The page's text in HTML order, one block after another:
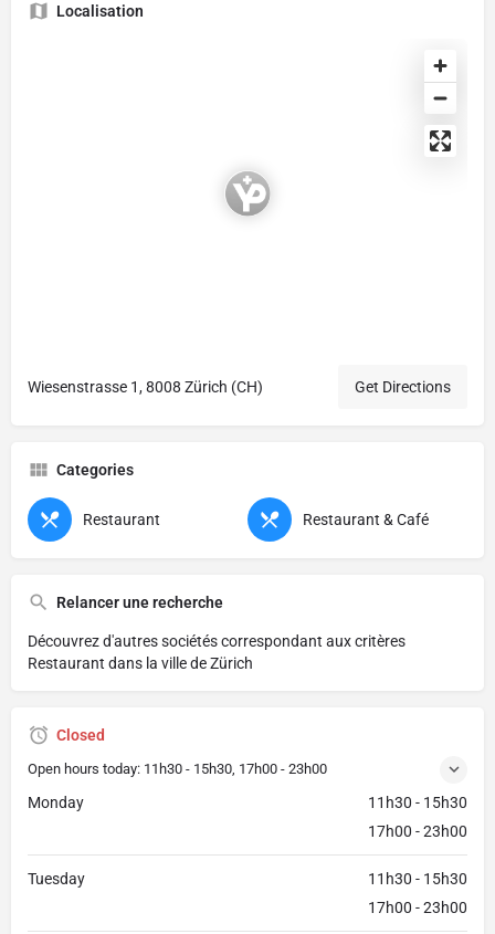
Localisation
Wiesenstrasse 1, 8008 Zürich (CH) Get Directions
Categories
Restaurant Restaurant & Café
Relancer une recherche
Découvrez d'autres sociétés correspondant aux critères
Restaurant dans la ville de Zürich
Closed
Open hours today: 11h30 - 15h30, 17h00 - 23h00
Monday
11h30 - 15h30
17h00 - 23h00
Tuesday
11h30 - 15h30
17h00 - 23h00